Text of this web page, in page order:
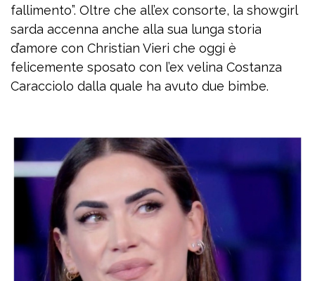
fallimento”. Oltre che all’ex consorte, la showgirl
sarda accenna anche alla sua lunga storia
d’amore con Christian Vieri che oggi è
felicemente sposato con l’ex velina Costanza
Caracciolo dalla quale ha avuto due bimbe.